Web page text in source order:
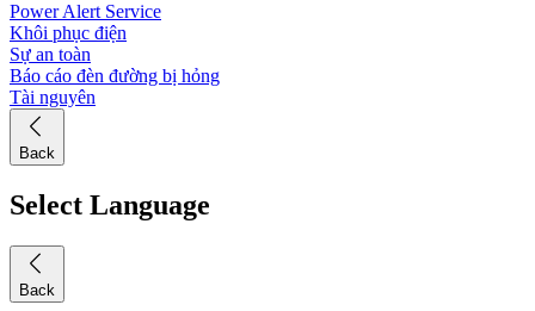
Power Alert Service
Khôi phục điện
Sự an toàn
Báo cáo đèn đường bị hỏng
Tài nguyên
Back
Select Language
Back